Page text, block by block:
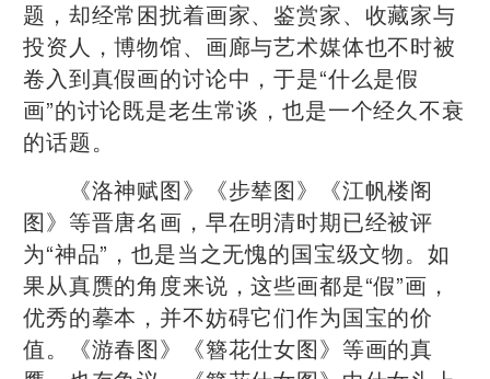
题，却经常困扰着画家、鉴赏家、收藏家与
投资人，博物馆、画廊与艺术媒体也不时被
卷入到真假画的讨论中，于是“什么是假
画”的讨论既是老生常谈，也是一个经久不衰
的话题。
《洛神赋图》《步辇图》《江帆楼阁
图》等晋唐名画，早在明清时期已经被评
为“神品”，也是当之无愧的国宝级文物。如
果从真赝的角度来说，这些画都是“假”画，
优秀的摹本，并不妨碍它们作为国宝的价
值。《游春图》《簪花仕女图》等画的真